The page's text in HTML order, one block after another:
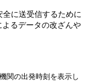
に送受信するために
るデータの改ざんや
関の出発時刻を表示し